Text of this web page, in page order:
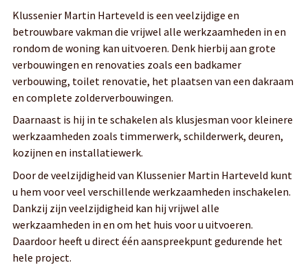
Klussenier Martin Harteveld is een veelzijdige en
betrouwbare vakman die vrijwel alle werkzaamheden in en
rondom de woning kan uitvoeren. Denk hierbij aan grote
verbouwingen en renovaties zoals een badkamer
verbouwing, toilet renovatie, het plaatsen van een dakraam
en complete zolderverbouwingen.
Daarnaast is hij in te schakelen als klusjesman voor kleinere
werkzaamheden zoals timmerwerk, schilderwerk, deuren,
kozijnen en installatiewerk.
Door de veelzijdigheid van Klussenier Martin Harteveld kunt
u hem voor veel verschillende werkzaamheden inschakelen.
Dankzij zijn veelzijdigheid kan hij vrijwel alle
werkzaamheden in en om het huis voor u uitvoeren.
Daardoor heeft u direct één aanspreekpunt gedurende het
hele project.